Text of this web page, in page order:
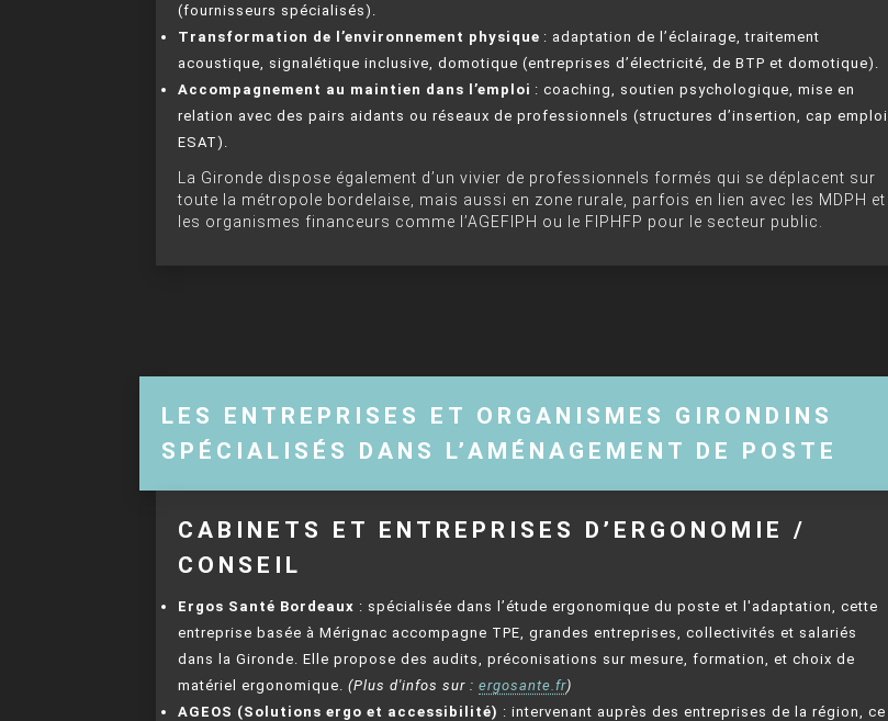
(fournisseurs spécialisés).
Transformation de l’environnement physique : adaptation de l’éclairage, traitement
acoustique, signalétique inclusive, domotique (entreprises d’électricité, de BTP et domotique).
Accompagnement au maintien dans l’emploi : coaching, soutien psychologique, mise en
relation avec des pairs aidants ou réseaux de professionnels (structures d’insertion, cap emploi,
ESAT).
La Gironde dispose également d’un vivier de professionnels formés qui se déplacent sur
toute la métropole bordelaise, mais aussi en zone rurale, parfois en lien avec les MDPH et
les organismes financeurs comme l’AGEFIPH ou le FIPHFP pour le secteur public.
LES ENTREPRISES ET ORGANISMES GIRONDINS
SPÉCIALISÉS DANS L’AMÉNAGEMENT DE POSTE
CABINETS ET ENTREPRISES D’ERGONOMIE /
CONSEIL
Ergos Santé Bordeaux : spécialisée dans l’étude ergonomique du poste et l'adaptation, cette
entreprise basée à Mérignac accompagne TPE, grandes entreprises, collectivités et salariés
dans la Gironde. Elle propose des audits, préconisations sur mesure, formation, et choix de
matériel ergonomique. (Plus d'infos sur : ergosante.fr)
AGEOS (Solutions ergo et accessibilité) : intervenant auprès des entreprises de la région, ce